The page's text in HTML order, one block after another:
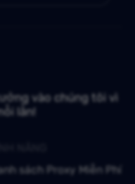
vào chúng tôi vì
lần!
sách Proxy Miễn Phí